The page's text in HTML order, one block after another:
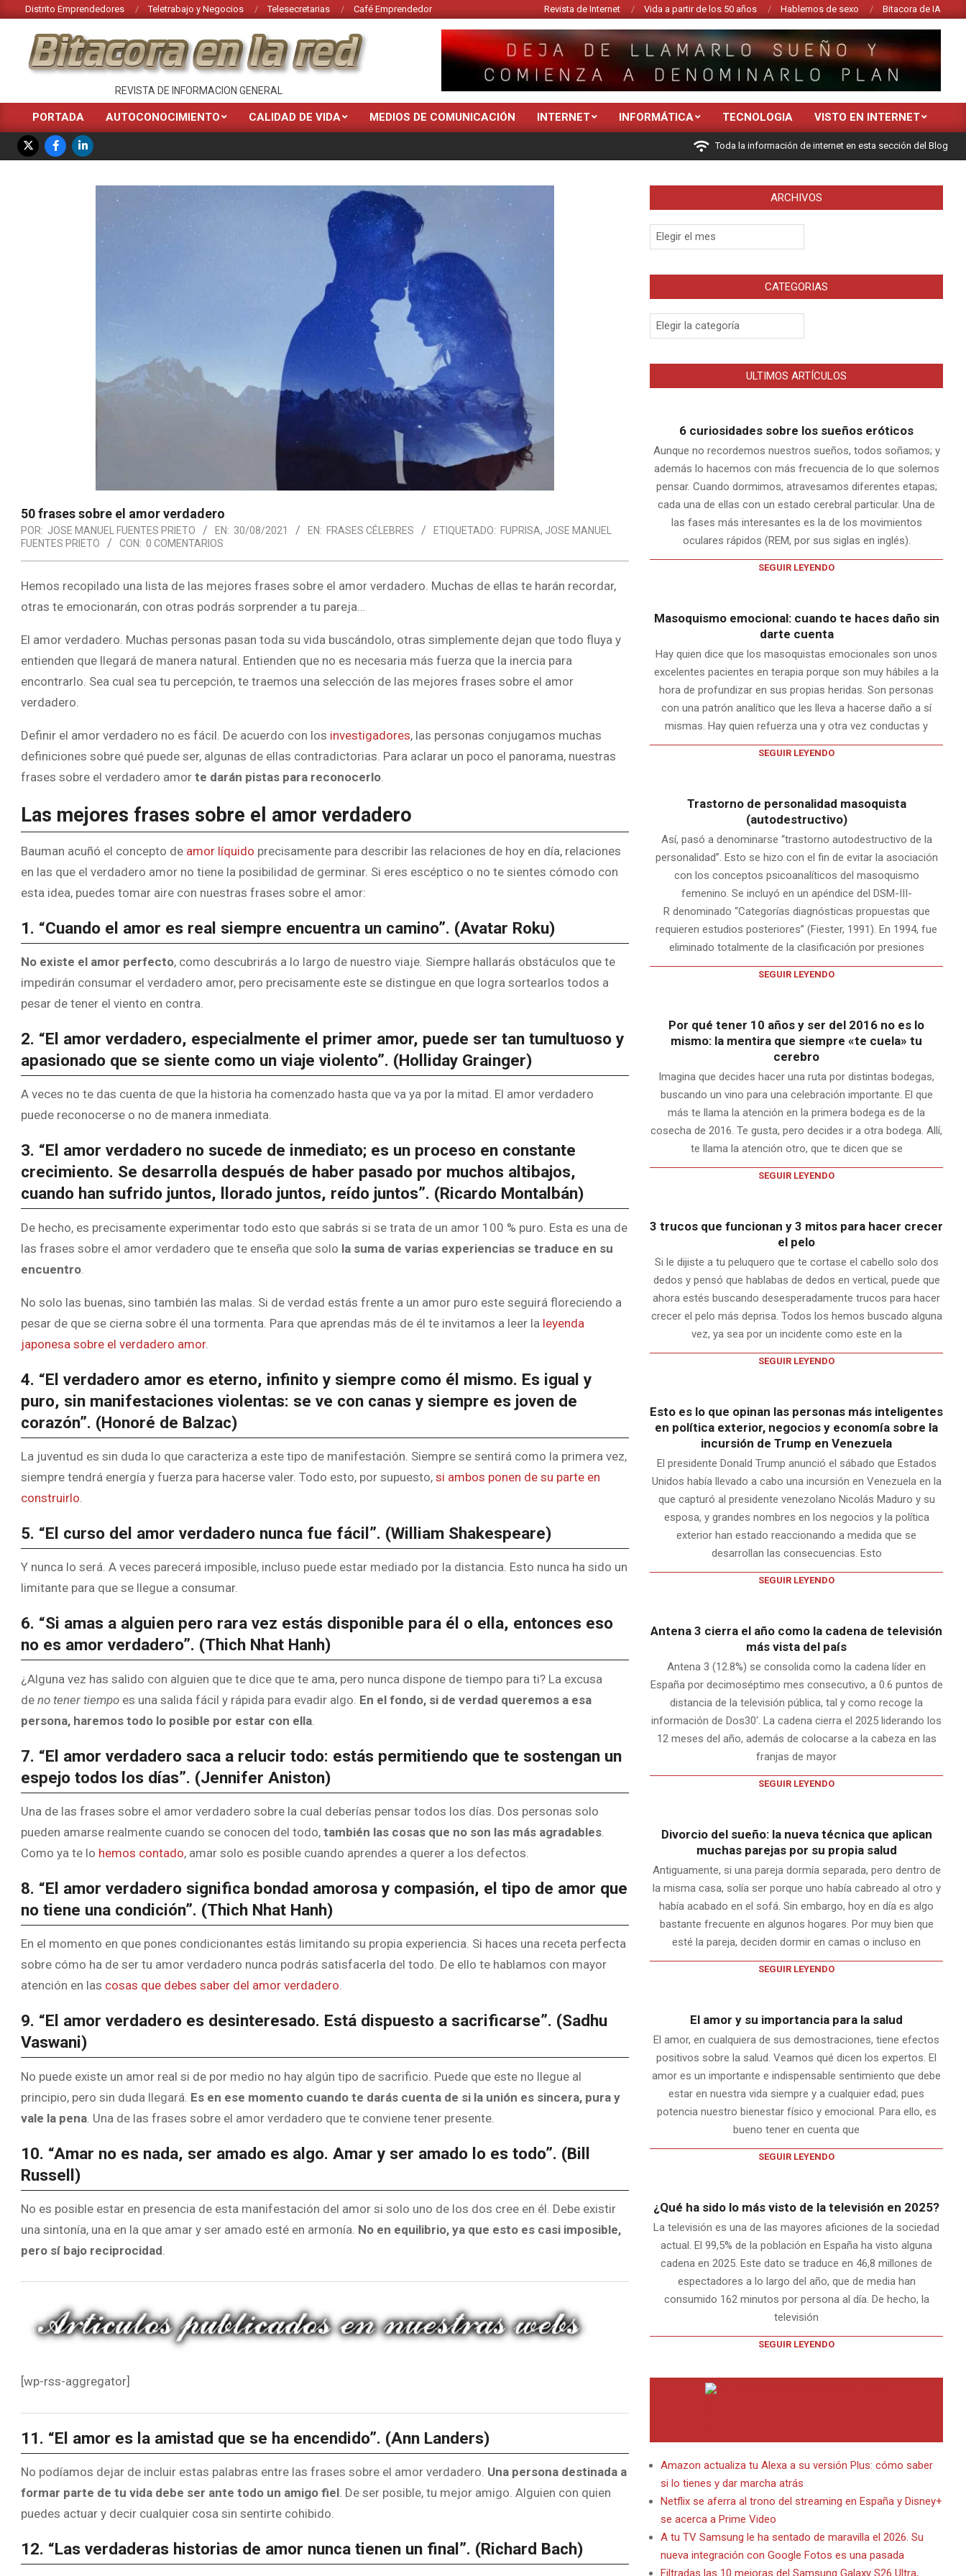
Saltar
contenido
Distrito Emprendedores Teletrabajo y Negocios Telesecretarias Café Emprendedor Revista de Internet Vida a partir de los 50 años Hablemos de sexo Bitacora de IA
BITACORA
EN
LA
RED
REVISTA DE INFORMACION GENERAL
Menú
de
navegación
PORTADA AUTOCONOCIMIENTO CALIDAD DE VIDA MEDIOS DE COMUNICACIÓN INTERNET INFORMÁTICA TECNOLOGIA VISTO EN INTERNET
Toda la información de internet en esta sección del Blog
50 frases sobre el amor verdadero
POR: JOSE MANUEL FUENTES PRIETO EN: 30/08/2021 EN: FRASES CÉLEBRES ETIQUETADO: FUPRISA, JOSE MANUEL
FUENTES PRIETO
CON: 0 COMENTARIOS
Hemos recopilado una lista de las mejores frases sobre el amor verdadero. Muchas de ellas te harán recordar,
otras te emocionarán, con otras podrás sorprender a tu pareja…
El amor verdadero. Muchas personas pasan toda su vida buscándolo, otras simplemente dejan que todo fluya y
entienden que llegará de manera natural. Entienden que no es necesaria más fuerza que la inercia para
encontrarlo. Sea cual sea tu percepción, te traemos una selección de las mejores frases sobre el amor
verdadero.
Definir el amor verdadero no es fácil. De acuerdo con los investigadores, las personas conjugamos muchas
definiciones sobre qué puede ser, algunas de ellas contradictorias. Para aclarar un poco el panorama, nuestras
frases sobre el verdadero amor te darán pistas para reconocerlo.
Las mejores frases sobre el amor verdadero
Bauman acuñó el concepto de amor líquido precisamente para describir las relaciones de hoy en día, relaciones
en las que el verdadero amor no tiene la posibilidad de germinar. Si eres escéptico o no te sientes cómodo con
esta idea, puedes tomar aire con nuestras frases sobre el amor:
1. “Cuando el amor es real siempre encuentra un camino”. (Avatar Roku)
No existe el amor perfecto, como descubrirás a lo largo de nuestro viaje. Siempre hallarás obstáculos que te
impedirán consumar el verdadero amor, pero precisamente este se distingue en que logra sortearlos todos a
pesar de tener el viento en contra.
2. “El amor verdadero, especialmente el primer amor, puede ser tan tumultuoso y
apasionado que se siente como un viaje violento”. (Holliday Grainger)
A veces no te das cuenta de que la historia ha comenzado hasta que va ya por la mitad. El amor verdadero
puede reconocerse o no de manera inmediata.
3. “El amor verdadero no sucede de inmediato; es un proceso en constante
crecimiento. Se desarrolla después de haber pasado por muchos altibajos,
cuando han sufrido juntos, llorado juntos, reído juntos”. (Ricardo Montalbán)
De hecho, es precisamente experimentar todo esto que sabrás si se trata de un amor 100 % puro. Esta es una de
las frases sobre el amor verdadero que te enseña que solo la suma de varias experiencias se traduce en su
encuentro
No solo las buenas, sino también las malas. Si de verdad estás frente a un amor puro este seguirá floreciendo a
pesar de que se cierna sobre él una tormenta. Para que aprendas más de él te invitamos a leer la leyenda
japonesa sobre el verdadero amor.
4. “El verdadero amor es eterno, infinito y siempre como él mismo. Es igual y
puro, sin manifestaciones violentas: se ve con canas y siempre es joven de
corazón”. (Honoré de Balzac)
La juventud es sin duda lo que caracteriza a este tipo de manifestación. Siempre se sentirá como la primera vez,
siempre tendrá energía y fuerza para hacerse valer. Todo esto, por supuesto, si ambos ponen de su parte en
construirlo
5. “El curso del amor verdadero nunca fue fácil”. (William Shakespeare)
Y nunca lo será. A veces parecerá imposible, incluso puede estar mediado por la distancia. Esto nunca ha sido un
limitante para que se llegue a consumar.
6. “Si amas a alguien pero rara vez estás disponible para él o ella, entonces eso
no es amor verdadero”. (Thich Nhat Hanh)
¿Alguna vez has salido con alguien que te dice que te ama, pero nunca dispone de tiempo para ti? La excusa
de no tener tiempo es una salida fácil y rápida para evadir algo. En el fondo, si de verdad queremos a esa
persona, haremos todo lo posible por estar con ella
7. “El amor verdadero saca a relucir todo: estás permitiendo que te sostengan un
espejo todos los días”. (Jennifer Aniston)
Una de las frases sobre el amor verdadero sobre la cual deberías pensar todos los días. Dos personas solo
pueden amarse realmente cuando se conocen del todo, también las cosas que no son las más agradables
Como ya te lo hemos contado, amar solo es posible cuando aprendes a querer a los defectos.
8. “El amor verdadero significa bondad amorosa y compasión, el tipo de amor que
no tiene una condición”. (Thich Nhat Hanh)
En el momento en que pones condicionantes estás limitando su propia experiencia. Si haces una receta perfecta
sobre cómo ha de ser tu amor verdadero nunca podrás satisfacerla del todo. De ello te hablamos con mayor
atención en las cosas que debes saber del amor verdadero.
9. “El amor verdadero es desinteresado. Está dispuesto a sacrificarse”. (Sadhu
Vaswani)
No puede existe un amor real si de por medio no hay algún tipo de sacrificio. Puede que este no llegue al
principio, pero sin duda llegará. Es en ese momento cuando te darás cuenta de si la unión es sincera, pura y
vale la pena . Una de las frases sobre el amor verdadero que te conviene tener presente.
10. “Amar no es nada, ser amado es algo. Amar y ser amado lo es todo”. (Bill
Russell)
No es posible estar en presencia de esta manifestación del amor si solo uno de los dos cree en él. Debe existir
una sintonía, una en la que amar y ser amado esté en armonía. No en equilibrio, ya que esto es casi imposible,
pero sí bajo reciprocidad
[wp-rss-aggregator]
11. “El amor es la amistad que se ha encendido”. (Ann Landers)
No podíamos dejar de incluir estas palabras entre las frases sobre el amor verdadero. Una persona destinada a
formar parte de tu vida debe ser ante todo un amigo fiel . De ser posible, tu mejor amigo. Alguien con quien
puedes actuar y decir cualquier cosa sin sentirte cohibido.
12. “Las verdaderas historias de amor nunca tienen un final”. (Richard Bach)
ARCHIVOS
Archivos
CATEGORIAS
Categorias
ULTIMOS ARTÍCULOS
6 curiosidades sobre los sueños eróticos
Aunque no recordemos nuestros sueños, todos soñamos; y
además lo hacemos con más frecuencia de lo que solemos
pensar. Cuando dormimos, atravesamos diferentes etapas;
cada una de ellas con un estado cerebral particular. Una de
las fases más interesantes es la de los movimientos
oculares rápidos (REM, por sus siglas en inglés).
SEGUIR LEYENDO
Masoquismo emocional: cuando te haces daño sin
darte cuenta
Hay quien dice que los masoquistas emocionales son unos
excelentes pacientes en terapia porque son muy hábiles a la
hora de profundizar en sus propias heridas. Son personas
con una patrón analítico que les lleva a hacerse daño a sí
mismas. Hay quien refuerza una y otra vez conductas y
SEGUIR LEYENDO
Trastorno de personalidad masoquista
(autodestructivo)
Así, pasó a denominarse “trastorno autodestructivo de la
personalidad”. Esto se hizo con el fin de evitar la asociación
con los conceptos psicoanalíticos del masoquismo
femenino. Se incluyó en un apéndice del DSM-III-
R denominado “Categorías diagnósticas propuestas que
requieren estudios posteriores” (Fiester, 1991). En 1994, fue
eliminado totalmente de la clasificación por presiones
SEGUIR LEYENDO
Por qué tener 10 años y ser del 2016 no es lo
mismo: la mentira que siempre «te cuela» tu
cerebro
Imagina que decides hacer una ruta por distintas bodegas,
buscando un vino para una celebración importante. El que
más te llama la atención en la primera bodega es de la
cosecha de 2016. Te gusta, pero decides ir a otra bodega. Allí,
te llama la atención otro, que te dicen que se
SEGUIR LEYENDO
3 trucos que funcionan y 3 mitos para hacer crecer
el pelo
Si le dijiste a tu peluquero que te cortase el cabello solo dos
dedos y pensó que hablabas de dedos en vertical, puede que
ahora estés buscando desesperadamente trucos para hacer
crecer el pelo más deprisa. Todos los hemos buscado alguna
vez, ya sea por un incidente como este en la
SEGUIR LEYENDO
Esto es lo que opinan las personas más inteligentes
en política exterior, negocios y economía sobre la
incursión de Trump en Venezuela
El presidente Donald Trump anunció el sábado que Estados
Unidos había llevado a cabo una incursión en Venezuela en la
que capturó al presidente venezolano Nicolás Maduro y su
esposa, y grandes nombres en los negocios y la política
exterior han estado reaccionando a medida que se
desarrollan las consecuencias. Esto
SEGUIR LEYENDO
Antena 3 cierra el año como la cadena de televisión
más vista del país
Antena 3 (12.8%) se consolida como la cadena líder en
España por decimoséptimo mes consecutivo, a 0.6 puntos de
distancia de la televisión pública, tal y como recoge la
información de Dos30‘. La cadena cierra el 2025 liderando los
12 meses del año, además de colocarse a la cabeza en las
franjas de mayor
SEGUIR LEYENDO
Divorcio del sueño: la nueva técnica que aplican
muchas parejas por su propia salud
Antiguamente, si una pareja dormía separada, pero dentro de
la misma casa, solía ser porque uno había cabreado al otro y
había acabado en el sofá. Sin embargo, hoy en día es algo
bastante frecuente en algunos hogares. Por muy bien que
esté la pareja, deciden dormir en camas o incluso en
SEGUIR LEYENDO
El amor y su importancia para la salud
El amor, en cualquiera de sus demostraciones, tiene efectos
positivos sobre la salud. Veamos qué dicen los expertos. El
amor es un importante e indispensable sentimiento que debe
estar en nuestra vida siempre y a cualquier edad; pues
potencia nuestro bienestar físico y emocional. Para ello, es
bueno tener en cuenta que
SEGUIR LEYENDO
¿Qué ha sido lo más visto de la televisión en 2025?
La televisión es una de las mayores aficiones de la sociedad
actual. El 99,5% de la población en España ha visto alguna
cadena en 2025. Este dato se traduce en 46,8 millones de
espectadores a lo largo del año, que de media han
consumido 162 minutos por persona al día. De hecho, la
televisión
SEGUIR LEYENDO
Amazon actualiza tu Alexa a su versión Plus: cómo saber
si lo tienes y dar marcha atrás
Netflix se aferra al trono del streaming en España y Disney+
se acerca a Prime Video
A tu TV Samsung le ha sentado de maravilla el 2026. Su
nueva integración con Google Fotos es una pasada
Filtradas las 10 mejoras del Samsung Galaxy S26 Ultra,